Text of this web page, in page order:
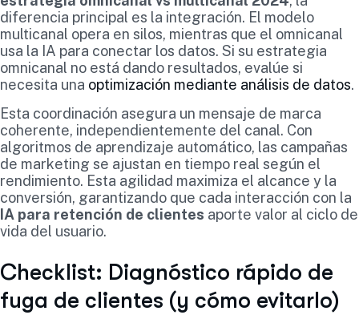
diferencia principal es la integración. El modelo
multicanal opera en silos, mientras que el omnicanal
usa la IA para conectar los datos. Si su estrategia
omnicanal no está dando resultados, evalúe si
necesita una optimización mediante análisis de datos.
Esta coordinación asegura un mensaje de marca
coherente, independientemente del canal. Con
algoritmos de aprendizaje automático, las campañas
de marketing se ajustan en tiempo real según el
rendimiento. Esta agilidad maximiza el alcance y la
conversión, garantizando que cada interacción con la
IA para retención de clientes aporte valor al ciclo de
vida del usuario.
Checklist: Diagnóstico rápido de
fuga de clientes (y cómo evitarlo)